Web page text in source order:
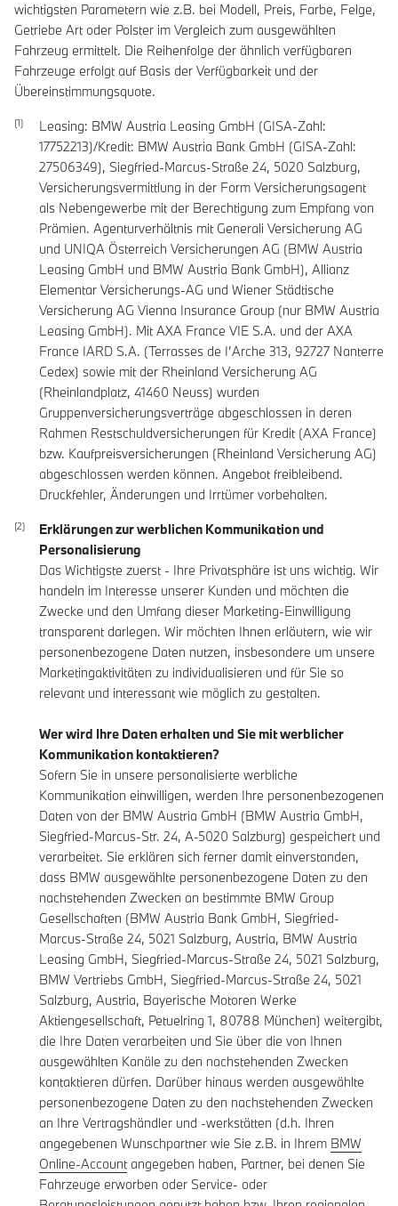
wichtigsten Parametern wie z.B. bei Modell, Preis, Farbe, Felge,
Getriebe Art oder Polster im Vergleich zum ausgewählten
Fahrzeug ermittelt. Die Reihenfolge der ähnlich verfügbaren
Fahrzeuge erfolgt auf Basis der Verfügbarkeit und der
Übereinstimmungsquote.
Leasing: BMW Austria Leasing GmbH (GISA-Zahl:
17752213)/Kredit: BMW Austria Bank GmbH (GISA-Zahl:
27506349), Siegfried-Marcus-Straße 24, 5020 Salzburg,
Versicherungsvermittlung in der Form Versicherungsagent
als Nebengewerbe mit der Berechtigung zum Empfang von
Prämien. Agenturverhältnis mit Generali Versicherung AG
und UNIQA Österreich Versicherungen AG (BMW Austria
Leasing GmbH und BMW Austria Bank GmbH), Allianz
Elementar Versicherungs-AG und Wiener Städtische
Versicherung AG Vienna Insurance Group (nur BMW Austria
Leasing GmbH). Mit AXA France VIE S.A. und der AXA
France IARD S.A. (Terrasses de I’Arche 313, 92727 Nanterre
Cedex) sowie mit der Rheinland Versicherung AG
(Rheinlandplatz, 41460 Neuss) wurden
Gruppenversicherungsverträge abgeschlossen in deren
Rahmen Restschuldversicherungen für Kredit (AXA France)
bzw. Kaufpreisversicherungen (Rheinland Versicherung AG)
abgeschlossen werden können. Angebot freibleibend.
Druckfehler, Änderungen und Irrtümer vorbehalten.
Erklärungen zur werblichen Kommunikation und
Personalisierung
Das Wichtigste zuerst - Ihre Privatsphäre ist uns wichtig. Wir
handeln im Interesse unserer Kunden und möchten die
Zwecke und den Umfang dieser Marketing-Einwilligung
transparent darlegen. Wir möchten Ihnen erläutern, wie wir
personenbezogene Daten nutzen, insbesondere um unsere
Marketingaktivitäten zu individualisieren und für Sie so
relevant und interessant wie möglich zu gestalten.
Wer wird Ihre Daten erhalten und Sie mit werblicher
Kommunikation kontaktieren?
Sofern Sie in unsere personalisierte werbliche
Kommunikation einwilligen, werden Ihre personenbezogenen
Daten von der BMW Austria GmbH (BMW Austria GmbH,
Siegfried-Marcus-Str. 24, A-5020 Salzburg) gespeichert und
verarbeitet. Sie erklären sich ferner damit einverstanden,
dass BMW ausgewählte personenbezogene Daten zu den
nachstehenden Zwecken an bestimmte BMW Group
Gesellschaften (BMW Austria Bank GmbH, Siegfried-
Marcus-Straße 24, 5021 Salzburg, Austria, BMW Austria
Leasing GmbH, Siegfried-Marcus-Straße 24, 5021 Salzburg,
BMW Vertriebs GmbH, Siegfried-Marcus-Straße 24, 5021
Salzburg, Austria, Bayerische Motoren Werke
Aktiengesellschaft, Petuelring 1, 80788 München) weitergibt,
die Ihre Daten verarbeiten und Sie über die von Ihnen
ausgewählten Kanäle zu den nachstehenden Zwecken
kontaktieren dürfen. Darüber hinaus werden ausgewählte
personenbezogene Daten zu den nachstehenden Zwecken
an Ihre Vertragshändler und -werkstätten (d.h. Ihren
angegebenen Wunschpartner wie Sie z.B. in Ihrem BMW
Online-Accountangegeben haben, Partner, bei denen Sie
Fahrzeuge erworben oder Service- oder